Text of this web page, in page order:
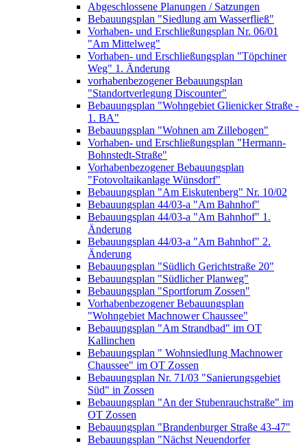
Abgeschlossene Planungen / Satzungen
Bebauungsplan "Siedlung am Wasserfließ"
Vorhaben- und Erschließungsplan Nr. 06/01
"Am Mittelweg"
Vorhaben- und Erschließungsplan "Töpchiner
Weg" 1. Änderung
vorhabenbezogener Bebauungsplan
"Standortverlegung Discounter"
Bebauungsplan "Wohngebiet Glienicker Straße -
1. BA"
Bebauungsplan "Wohnen am Zillebogen"
Vorhaben- und Erschließungsplan "Hermann-
Bohnstedt-Straße"
Vorhabenbezogener Bebauungsplan
"Fotovoltaikanlage Wünsdorf"
Bebauungsplan "Am Eiskutenberg" Nr. 10/02
Bebauungsplan 44/03-a "Am Bahnhof"
Bebauungsplan 44/03-a "Am Bahnhof" 1.
Änderung
Bebauungsplan 44/03-a "Am Bahnhof" 2.
Änderung
Bebauungsplan "Südlich Gerichtstraße 20"
Bebauungsplan "Südlicher Planweg"
Bebauungsplan "Sportforum Zossen"
Vorhabenbezogener Bebauungsplan
"Wohngebiet Machnower Chaussee"
Bebauungsplan "Am Strandbad" im OT
Kallinchen
Bebauungsplan " Wohnsiedlung Machnower
Chaussee" im OT Zossen
Bebauungsplan Nr. 71/03 "Sanierungsgebiet
Süd" in Zossen
Bebauungsplan "An der Stubenrauchstraße" im
OT Zossen
Bebauungsplan "Brandenburger Straße 43-47"
Bebauungsplan "Nächst Neuendorfer